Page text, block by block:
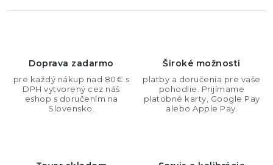
Doprava zadarmo
pre každý nákup nad 80€ s
DPH vytvorený cez náš
eshop s doručením na
Slovensko.
Široké možnosti
platby a doručenia pre vaše
pohodlie. Prijímame
platobné karty, Google Pay
alebo Apple Pay.